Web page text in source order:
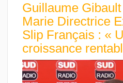
Guillaume
Marie Directrice
Slip Français : «
croissance